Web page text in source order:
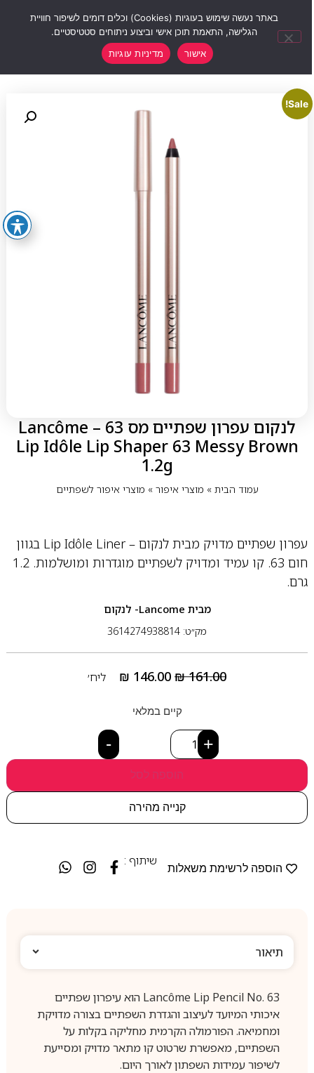
Sale!
לנקום עפרון שפתיים מס 63 – Lancôme
Lip Idôle Lip Shaper 63 Messy Brown
1.2g
עמוד הבית» מוצרי איפור» מוצרי איפור לשפתיים
עפרון שפתיים מדויק מבית לנקום – Lip Idôle Liner בגוון
חום 63. קו עמיד ומדויק לשפתיים מוגדרות ומושלמות. 1.2
גרם.
מבית Lancome- לנקום
מק״ט: 3614274938814
₪161.00
₪ 146.00 ליח׳
קיים במלאי
- +
הוספה לסל
קנייה מהירה
הוספה לרשימת משאלות
שיתוף :
תיאור
Lancôme Lip Pencil No. 63 הוא עיפרון שפתיים
איכותי המיועד לעיצוב והגדרת השפתיים בצורה מדויקת
ומחמיאה. הפורמולה הקרמית מחליקה בקלות על
השפתיים, מאפשרת שרטוט קו מתאר מדויק ומסייעת
לשיפור עמידות השפתון לאורך היום.
באתר נעשה שימוש בעוגיות (Cookies) וכלים דומים לשיפור חוויית
הגלישה, התאמת תוכן אישי וביצוע ניתוחים סטטיסטיים.
אישור
מדיניות עוגיות